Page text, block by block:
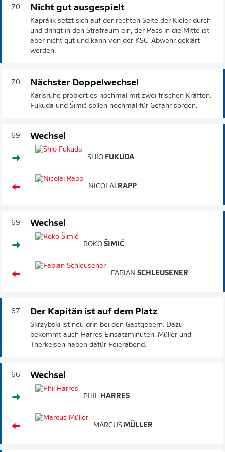
70' Nicht gut ausgespielt
Kaprálik setzt sich auf der rechten Seite der Kieler durch
und dringt in den Strafraum ein, der Pass in die Mitte ist
aber nicht gut und kann von der KSC-Abwehr geklärt
werden.
70' Nächster Doppelwechsel
Karlsruhe probiert es nochmal mit zwei frischen Kräften.
Fukuda und Šimić sollen nochmal für Gefahr sorgen.
69' Wechsel
SHIO FUKUDA
NICOLAI RAPP
69' Wechsel
ROKO ŠIMIĆ
FABIAN SCHLEUSENER
67' Der Kapitän ist auf dem Platz
Skrzybski ist neu drin bei den Gastgebern. Dazu
bekommt auch Harres Einsatzminuten. Müller und
Therkelsen haben dafür Feierabend.
66' Wechsel
PHIL HARRES
MARCUS MÜLLER